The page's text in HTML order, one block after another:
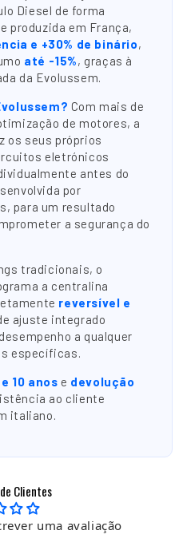
Diesel de forma
produzida em França,
e +30% de binário,
até -15%, graças à
da Evolussem.
Com mais de
de motores, a
os seus próprios
eletrónicos
antes do
por
para um resultado
a segurança do
tradicionais, o
a centralina
reversível e
ajuste integrado
a qualquer
específicas.
10 anos e devolução
ao cliente
italiano.
Clientes
uma avaliação